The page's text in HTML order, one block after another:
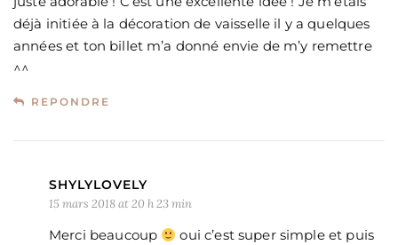
déjà initiée à la décoration de vaisselle il y a quelques
années et ton billet m’a donné envie de m’y remettre
^^
REPONDRE
SHYLYLOVELY
15 mars 2018 at 20 h 23 min
Merci beaucoup
oui c’est super simple et puis